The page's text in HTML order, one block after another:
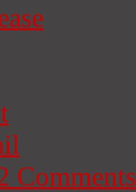
Comments